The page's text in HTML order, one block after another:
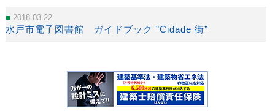
2018.03.22
水戸市電子図書館 ガイドブック ”Cidade 街”